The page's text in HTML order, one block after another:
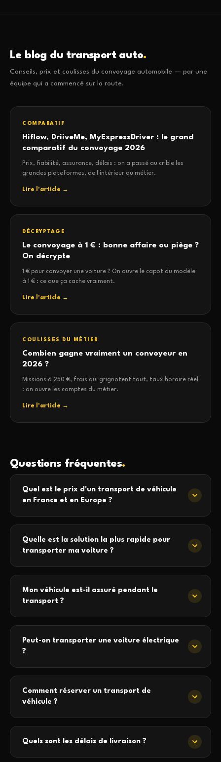
Le blog du transport auto.
Conseils, prix et coulisses du convoyage automobile — par une
équipe qui a commencé sur la route.
COMPARATIF
Hiflow, DriiveMe, MyExpressDriver : le grand
comparatif du convoyage 2026
Prix, fiabilité, assurance, délais : on a passé au crible les
grandes plateformes, de l'intérieur du métier.
Lire l'article →
DÉCRYPTAGE
Le convoyage à 1 € : bonne affaire ou piège ?
On décrypte
1 € pour convoyer une voiture ? On ouvre le capot du modèle
à 1 € : ce que ça cache vraiment.
Lire l'article →
COULISSES DU MÉTIER
Combien gagne vraiment un convoyeur en
2026 ?
Missions à 250 €, frais qui grignotent tout, taux horaire réel
: on ouvre les comptes du métier.
Lire l'article →
Questions fréquentes.
Quel est le prix d'un transport de véhicule
en France et en Europe ?
Quelle est la solution la plus rapide pour
transporter ma voiture ?
Mon véhicule est-il assuré pendant le
transport ?
Peut-on transporter une voiture électrique
?
Comment réserver un transport de
véhicule ?
Quels sont les délais de livraison ?